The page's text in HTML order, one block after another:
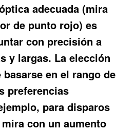
adecuada (mira
de punto rojo) es
con precisión a
y largas. La elección
en el rango de
preferencias
para disparos
con un aumento